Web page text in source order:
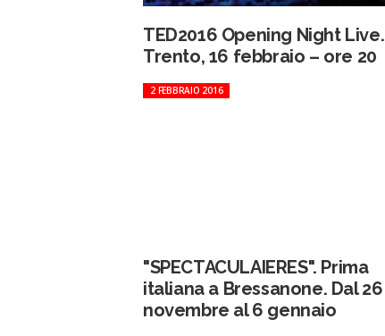
TED2016 Opening Night Live.
Trento, 16 febbraio – ore 20
2 FEBBRAIO 2016
"SPECTACULAIERES". Prima
italiana a Bressanone. Dal 26
novembre al 6 gennaio